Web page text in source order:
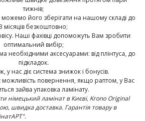
тижнів;
можемо його зберігати на нашому складі до
місяців безкоштовно;
Наші фахівці допоможуть Вам зробити
оптимальний вибір;
необхідними аксесуарами: від плінтуса, до
підкладок.
у нас діє система знижок і бонусів.
можливість повернення, якщо раптом, у Вас
зайва упаковка ламінату.
німецький ламінат в Києві, Krono Original
швидка доставка. Гарантія товару в